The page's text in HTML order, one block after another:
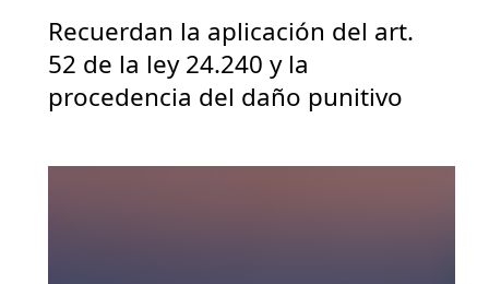
Recuerdan la aplicación del art.
52 de la ley 24.240 y la
procedencia del daño punitivo